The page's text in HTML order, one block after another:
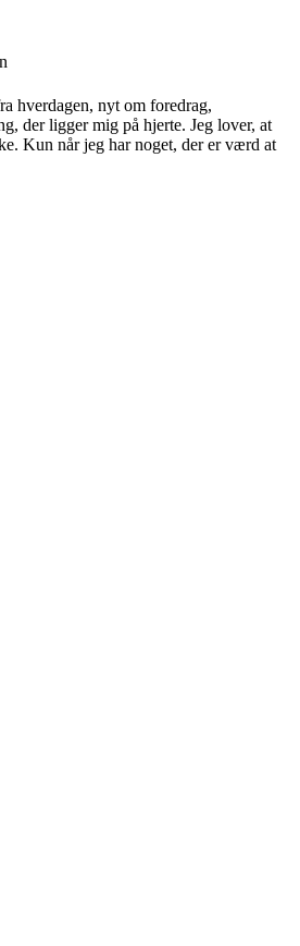
hverdagen, nyt om foredrag,
der ligger mig på hjerte. Jeg lover, at
Kun når jeg har noget, der er værd at